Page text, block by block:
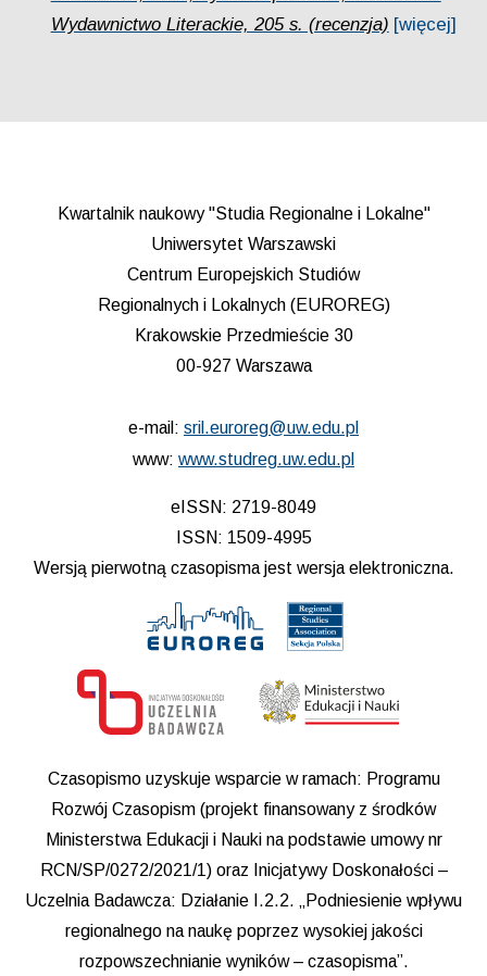
Wydawnictwo Literackie, 205 s. (recenzja) [więcej]
Kwartalnik naukowy "Studia Regionalne i Lokalne"
Uniwersytet Warszawski
Centrum Europejskich Studiów
Regionalnych i Lokalnych (EUROREG)
Krakowskie Przedmieście 30
00-927 Warszawa
e-mail: sril.euroreg@uw.edu.pl
www: www.studreg.uw.edu.pl
eISSN: 2719-8049
ISSN: 1509-4995
Wersją pierwotną czasopisma jest wersja elektroniczna.
Czasopismo uzyskuje wsparcie w ramach: Programu
Rozwój Czasopism (projekt finansowany z środków
Ministerstwa Edukacji i Nauki na podstawie umowy nr
RCN/SP/0272/2021/1) oraz Inicjatywy Doskonałości –
Uczelnia Badawcza: Działanie I.2.2. „Podniesienie wpływu
regionalnego na naukę poprzez wysokiej jakości
rozpowszechnianie wyników – czasopisma”.